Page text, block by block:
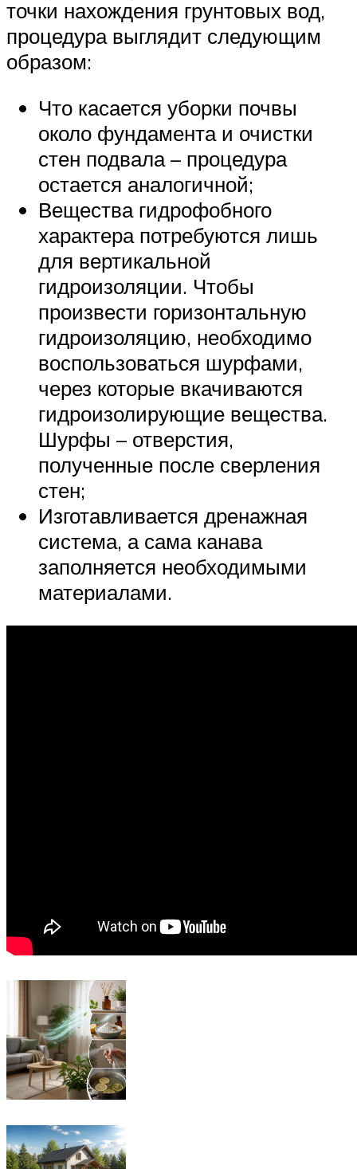
точки нахождения грунтовых вод,
процедура выглядит следующим
образом:
Что касается уборки почвы
около фундамента и очистки
стен подвала – процедура
остается аналогичной;
Вещества гидрофобного
характера потребуются лишь
для вертикальной
гидроизоляции. Чтобы
произвести горизонтальную
гидроизоляцию, необходимо
воспользоваться шурфами,
через которые вкачиваются
гидроизолирующие вещества.
Шурфы – отверстия,
полученные после сверления
стен;
Изготавливается дренажная
система, а сама канава
заполняется необходимыми
материалами.